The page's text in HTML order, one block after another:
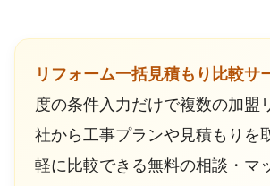
リフォーム一括見積もり比較サ
度の条件入力だけで複数の加盟
社から工事プランや見積もりを
軽に比較できる無料の相談・マ